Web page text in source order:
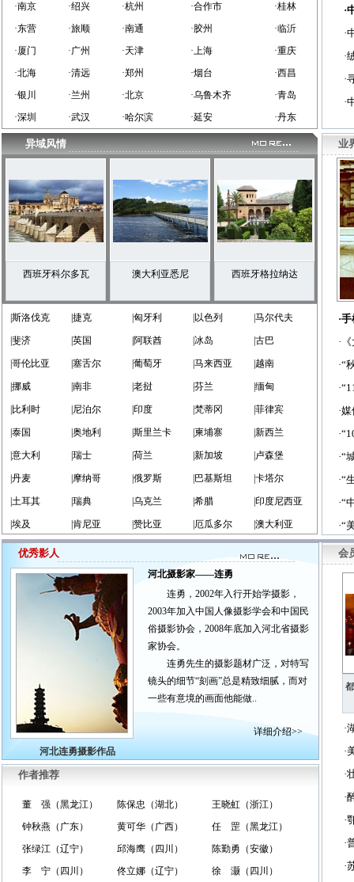
·南京 ·绍兴 ·杭州 ·合作市
·桂林
·东营
·旅顺 ·南通 ·胶州
·临沂
·厦门
·广州 ·天津 ·上海
·重庆
·北海
·清远 ·郑州 ·烟台
·西昌
·银川
·兰州 ·北京 ·乌鲁木齐
·青岛
·深圳
·武汉 ·哈尔滨 ·延安 ·丹东
·
·
·
·
·
异域风情
西班牙科尔多瓦 澳大利亚悉尼 西班牙格拉纳达
|斯洛伐克 |捷克 |匈牙利 |以色列 |马尔代夫
|斐济 |英国 |阿联酋 |冰岛 |古巴
|哥伦比亚 |塞舌尔 |葡萄牙 |马来西亚 |越南
|挪威 |南非 |老挝 |芬兰 |缅甸
|比利时 |尼泊尔 |印度 |梵蒂冈 |菲律宾
|泰国 |奥地利 |斯里兰卡 |柬埔寨 |新西兰
|意大利 |瑞士 |荷兰 |新加坡 |卢森堡
|丹麦 |摩纳哥 |俄罗斯 |巴基斯坦 |卡塔尔
|土耳其 |瑞典 |乌克兰 |希腊 |印度尼西亚
|埃及 |肯尼亚 |赞比亚 |厄瓜多尔 |澳大利亚
业
·
·
·“
·
·“
·“
·“
·“
优秀影人
河北连勇摄影作品
河北摄影家——连勇
连勇，2002年入行开始学摄影，
2003年加入中国人像摄影学会和中国民
俗摄影协会，2008年底加入河北省摄影
家协会。
连勇先生的摄影题材广泛，对特写
镜头的细节“刻画”总是精致细腻，而对
一些有意境的画面他能做..
详细介绍>>
作者推荐
董 强（黑龙江） 陈保忠（湖北）
王晓虹（浙江）
钟秋燕（广东）
黄可华（广西）
任 罡（黑龙江）
张绿江（辽宁）
邱海鹰（四川）
陈勤勇（安徽）
李 宁（四川）
佟立娜（辽宁）
徐 灏（四川）
会
·
·
·
·
·
·
·